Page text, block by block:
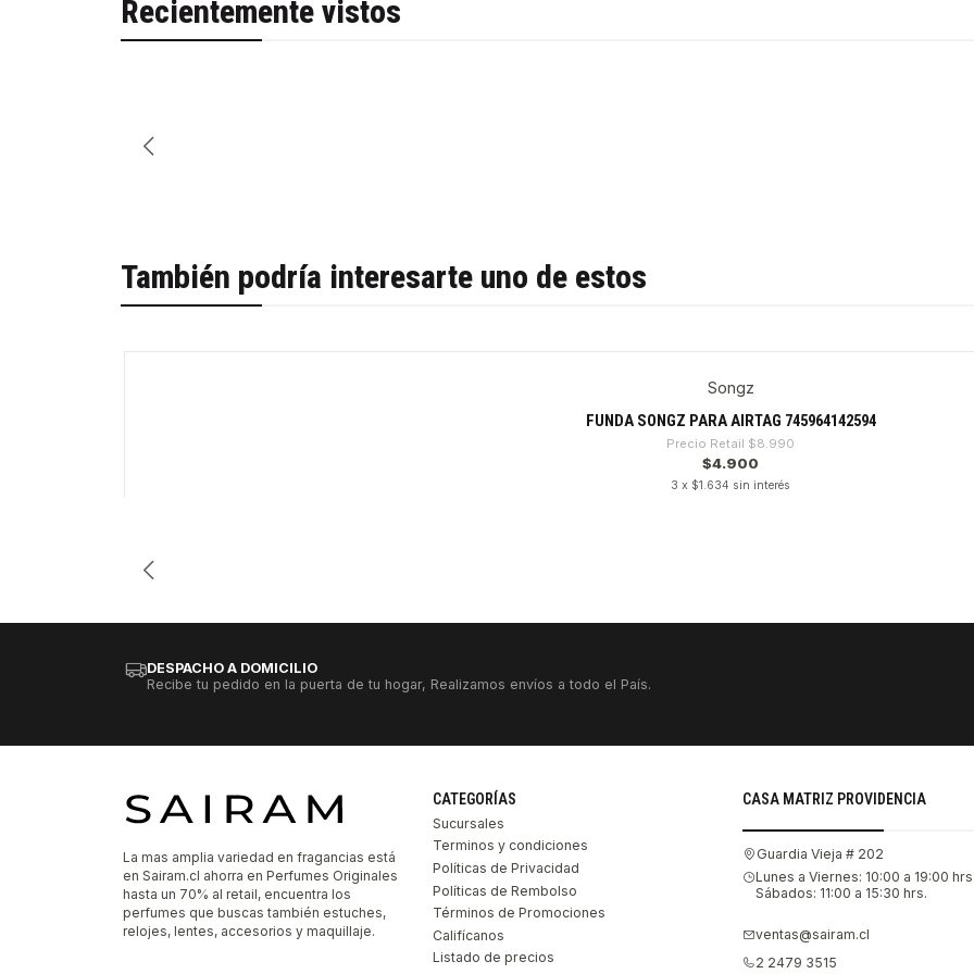
Recientemente vistos
También podría interesarte uno de estos
Songz
FUNDA SONGZ PARA AIRTAG 745964142594
Precio Retail $8.990
$4.900
3 x $1.634 sin interés
DESPACHO A DOMICILIO
Recibe tu pedido en la puerta de tu hogar, Realizamos envíos a todo el País.
La mas amplia variedad en fragancias está
en Sairam.cl ahorra en Perfumes Originales
hasta un 70% al retail, encuentra los
perfumes que buscas también estuches,
relojes, lentes, accesorios y maquillaje.
CATEGORÍAS
Sucursales
Terminos y condiciones
Políticas de Privacidad
Políticas de Rembolso
Términos de Promociones
Califícanos
Listado de precios
CASA MATRIZ PROVIDENCIA
Guardia Vieja # 202
Lunes a Viernes: 10:00 a 19:00
Sábados: 11:00 a 15:30 hrs.
ventas@sairam.cl
2 2479 3515